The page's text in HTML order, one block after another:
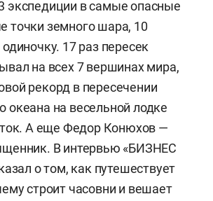
экспедиции в самые опасные
точки земного шара, 10
17 раз пересек
на всех 7 вершинах мира,
рекорд в пересечении
океана на весельной лодке
А еще Федор Конюхов —
В интервью «БИЗНЕС
о том, как путешествует
строит часовни и вешает